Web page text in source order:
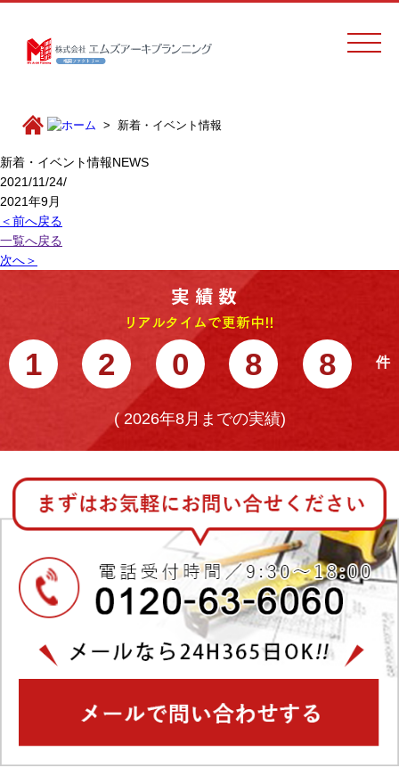
新着・イベント情報
新着・イベント情報NEWS
2021/11/24/
2021年9月
＜前へ戻る
一覧へ戻る
次へ＞
1 2 0 8 8
(2026年8月までの実績)